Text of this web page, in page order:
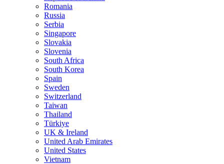
Romania
Russia
Serbia
Singapore
Slovakia
Slovenia
South Africa
South Korea
Spain
Sweden
Switzerland
Taiwan
Thailand
Türkiye
UK & Ireland
United Arab Emirates
United States
Vietnam